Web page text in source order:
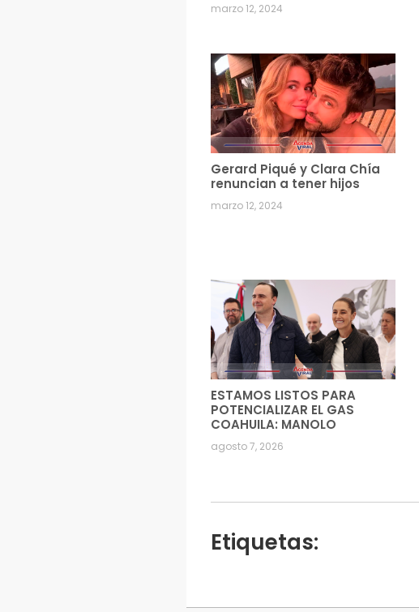
marzo 12, 2024
Gerard Piqué y Clara Chía
renuncian a tener hijos
marzo 12, 2024
ESTAMOS LISTOS PARA
POTENCIALIZAR EL GAS
COAHUILA: MANOLO
agosto 7, 2026
Etiquetas: